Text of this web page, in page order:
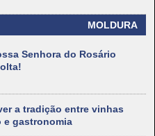
MOLDURA
Senhora do Rosário
a tradição entre vinhas
e gastronomia